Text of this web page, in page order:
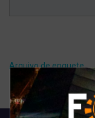
Arquivo de enquete